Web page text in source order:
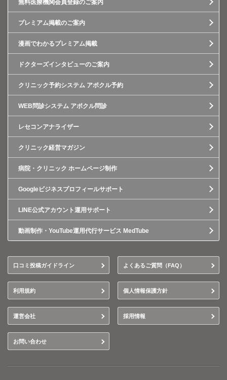
無料医療機関会員登録のご案内
プレミアム掲載のご案内
漫画でわかるプレミアム掲載
ドクターズインタビューのご案内
クリニック予約システム アポクル予約
WEB問診システム アポクル問診
レセコンアナライザー
クリニック経営マガジン
病院・クリニック ホームページ制作
Googleビジネスプロフィールサポート
LINE公式アカウント運用サポート
動画制作・YouTube運用代行サービス MedTube
口コミ投稿ガイドライン よくあるご質問（FAQ）
利用規約 個人情報保護方針
運営会社 採用情報
お問い合わせ